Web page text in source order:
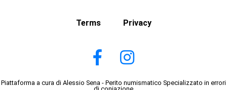
Terms Privacy
Piattaforma a cura di Alessio Sena - Perito numismatico Specializzato in errori